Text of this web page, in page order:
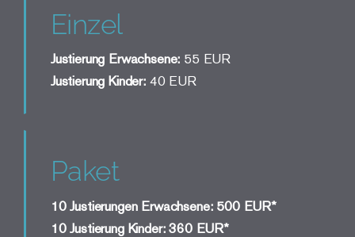
Einzel
Justierung Erwachsene: 55 EUR
Justierung Kinder: 40 EUR
Paket
10 Justierungen Erwachsene: 500 EUR*
10 Justierung Kinder: 360 EUR*